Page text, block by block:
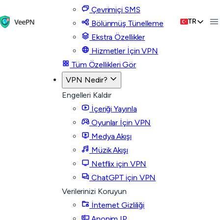
Çevrimiçi SMS
Bölünmüş Tünelleme
Ekstra Özellikler
Hizmetler İçin VPN
Tüm Özellikleri Gör
VPN Nedir?
Engelleri Kaldır
İçeriği Yayınla
Oyunlar İçin VPN
Medya Akışı
Müzik Akışı
Netflix için VPN
ChatGPT için VPN
Verilerinizi Koruyun
İnternet Gizliliği
TR